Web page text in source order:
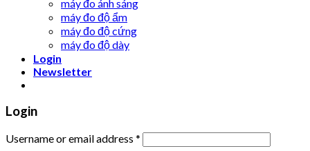
máy đo ánh sáng
máy đo độ ẩm
máy đo độ cứng
máy đo độ dày
Login
Newsletter
Login
Username or email address *